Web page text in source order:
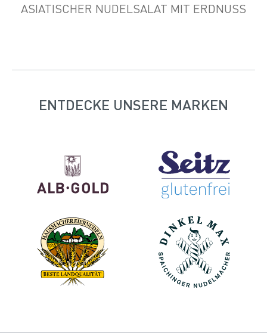
ASIATISCHER NUDELSALAT MIT ERDNUSS
ENTDECKE UNSERE MARKEN